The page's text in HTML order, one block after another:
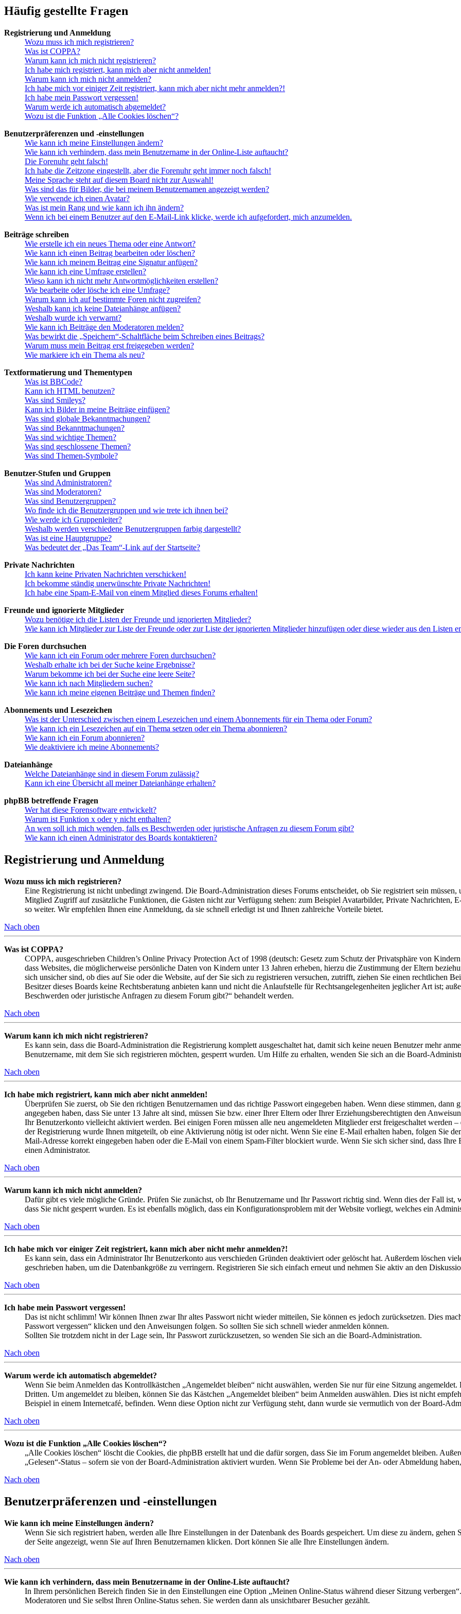
Häufig gestellte Fragen
Registrierung und Anmeldung
Wozu muss ich mich registrieren?
Was ist COPPA?
Warum kann ich mich nicht registrieren?
Ich habe mich registriert, kann mich aber nicht anmelden!
Warum kann ich mich nicht anmelden?
Ich habe mich vor einiger Zeit registriert, kann mich aber nicht mehr anmelden?!
Ich habe mein Passwort vergessen!
Warum werde ich automatisch abgemeldet?
Wozu ist die Funktion „Alle Cookies löschen“?
Benutzerpräferenzen und -einstellungen
Wie kann ich meine Einstellungen ändern?
Wie kann ich verhindern, dass mein Benutzername in der Online-Liste auftaucht?
Die Forenuhr geht falsch!
Ich habe die Zeitzone eingestellt, aber die Forenuhr geht immer noch falsch!
Meine Sprache steht auf diesem Board nicht zur Auswahl!
Was sind das für Bilder, die bei meinem Benutzernamen angezeigt werden?
Wie verwende ich einen Avatar?
Was ist mein Rang und wie kann ich ihn ändern?
Wenn ich bei einem Benutzer auf den E-Mail-Link klicke, werde ich aufgefordert, mich anzumelden.
Beiträge schreiben
Wie erstelle ich ein neues Thema oder eine Antwort?
Wie kann ich einen Beitrag bearbeiten oder löschen?
Wie kann ich meinem Beitrag eine Signatur anfügen?
Wie kann ich eine Umfrage erstellen?
Wieso kann ich nicht mehr Antwortmöglichkeiten erstellen?
Wie bearbeite oder lösche ich eine Umfrage?
Warum kann ich auf bestimmte Foren nicht zugreifen?
Weshalb kann ich keine Dateianhänge anfügen?
Weshalb wurde ich verwarnt?
Wie kann ich Beiträge den Moderatoren melden?
Was bewirkt die „Speichern“-Schaltfläche beim Schreiben eines Beitrags?
Warum muss mein Beitrag erst freigegeben werden?
Wie markiere ich ein Thema als neu?
Textformatierung und Thementypen
Was ist BBCode?
Kann ich HTML benutzen?
Was sind Smileys?
Kann ich Bilder in meine Beiträge einfügen?
Was sind globale Bekanntmachungen?
Was sind Bekanntmachungen?
Was sind wichtige Themen?
Was sind geschlossene Themen?
Was sind Themen-Symbole?
Benutzer-Stufen und Gruppen
Was sind Administratoren?
Was sind Moderatoren?
Was sind Benutzergruppen?
Wo finde ich die Benutzergruppen und wie trete ich ihnen bei?
Wie werde ich Gruppenleiter?
Weshalb werden verschiedene Benutzergruppen farbig dargestellt?
Was ist eine Hauptgruppe?
Was bedeutet der „Das Team“-Link auf der Startseite?
Private Nachrichten
Ich kann keine Privaten Nachrichten verschicken!
Ich bekomme ständig unerwünschte Private Nachrichten!
Ich habe eine Spam-E-Mail von einem Mitglied dieses Forums erhalten!
Freunde und ignorierte Mitglieder
Wozu benötige ich die Listen der Freunde und ignorierten Mitglieder?
Wie kann ich Mitglieder zur Liste der Freunde oder zur Liste der ignorierten Mitglieder hinzufügen oder diese wieder aus den Listen
Die Foren durchsuchen
Wie kann ich ein Forum oder mehrere Foren durchsuchen?
Weshalb erhalte ich bei der Suche keine Ergebnisse?
Warum bekomme ich bei der Suche eine leere Seite?
Wie kann ich nach Mitgliedern suchen?
Wie kann ich meine eigenen Beiträge und Themen finden?
Abonnements und Lesezeichen
Was ist der Unterschied zwischen einem Lesezeichen und einem Abonnements für ein Thema oder Forum?
Wie kann ich ein Lesezeichen auf ein Thema setzen oder ein Thema abonnieren?
Wie kann ich ein Forum abonnieren?
Wie deaktiviere ich meine Abonnements?
Dateianhänge
Welche Dateianhänge sind in diesem Forum zulässig?
Kann ich eine Übersicht all meiner Dateianhänge erhalten?
phpBB betreffende Fragen
Wer hat diese Forensoftware entwickelt?
Warum ist Funktion x oder y nicht enthalten?
An wen soll ich mich wenden, falls es Beschwerden oder juristische Anfragen zu diesem Forum gibt?
Wie kann ich einen Administrator des Boards kontaktieren?
Registrierung und Anmeldung
Wozu muss ich mich registrieren?
Eine Registrierung ist nicht unbedingt zwingend. Die Board-Administration dieses Forums entscheidet, ob Sie registriert sein
Mitglied Zugriff auf zusätzliche Funktionen, die Gästen nicht zur Verfügung stehen: zum Beispiel Avatarbilder, Private Nachrichten,
so weiter. Wir empfehlen Ihnen eine Anmeldung, da sie schnell erledigt ist und Ihnen zahlreiche Vorteile bietet.
Nach oben
Was ist COPPA?
COPPA, ausgeschrieben Children’s Online Privacy Protection Act of 1998 (deutsch: Gesetz zum Schutz der Privatsphäre von
dass Websites, die möglicherweise persönliche Daten von Kindern unter 13 Jahren erheben, hierzu die Zustimmung der Eltern
sich unsicher sind, ob dies auf Sie oder die Website, auf der Sie sich zu registrieren versuchen, zutrifft, ziehen Sie einen rechtlichen
Besitzer dieses Boards keine Rechtsberatung anbieten kann und nicht die Anlaufstelle für Rechtsangelegenheiten jeglicher Art ist;
Beschwerden oder juristische Anfragen zu diesem Forum gibt?“ behandelt werden.
Nach oben
Warum kann ich mich nicht registrieren?
Es kann sein, dass die Board-Administration die Registrierung komplett ausgeschaltet hat, damit sich keine neuen Benutzer mehr
Benutzername, mit dem Sie sich registrieren möchten, gesperrt wurden. Um Hilfe zu erhalten, wenden Sie sich an die Board-
Nach oben
Ich habe mich registriert, kann mich aber nicht anmelden!
Überprüfen Sie zuerst, ob Sie den richtigen Benutzernamen und das richtige Passwort eingegeben haben. Wenn diese stimmen, dann
angegeben haben, dass Sie unter 13 Jahre alt sind, müssen Sie bzw. einer Ihrer Eltern oder Ihrer Erziehungsberechtigten den
Ihr Benutzerkonto vielleicht aktiviert werden. Bei einigen Foren müssen alle neu angemeldeten Mitglieder erst freigeschaltet werden
der Registrierung wurde Ihnen mitgeteilt, ob eine Aktivierung nötig ist oder nicht. Wenn Sie eine E-Mail erhalten haben, folgen Sie
Mail-Adresse korrekt eingegeben haben oder die E-Mail von einem Spam-Filter blockiert wurde. Wenn Sie sich sicher sind, dass
einen Administrator.
Nach oben
Warum kann ich mich nicht anmelden?
Dafür gibt es viele mögliche Gründe. Prüfen Sie zunächst, ob Ihr Benutzername und Ihr Passwort richtig sind. Wenn dies der Fall ist,
dass Sie nicht gesperrt wurden. Es ist ebenfalls möglich, dass ein Konfigurationsproblem mit der Website vorliegt, welches ein
Nach oben
Ich habe mich vor einiger Zeit registriert, kann mich aber nicht mehr anmelden?!
Es kann sein, dass ein Administrator Ihr Benutzerkonto aus verschieden Gründen deaktiviert oder gelöscht hat. Außerdem löschen
geschrieben haben, um die Datenbankgröße zu verringern. Registrieren Sie sich einfach erneut und nehmen Sie aktiv an den
Nach oben
Ich habe mein Passwort vergessen!
Das ist nicht schlimm! Wir können Ihnen zwar Ihr altes Passwort nicht wieder mitteilen, Sie können es jedoch zurücksetzen. Dies
Passwort vergessen“ klicken und den Anweisungen folgen. So sollten Sie sich schnell wieder anmelden können.
Sollten Sie trotzdem nicht in der Lage sein, Ihr Passwort zurückzusetzen, so wenden Sie sich an die Board-Administration.
Nach oben
Warum werde ich automatisch abgemeldet?
Wenn Sie beim Anmelden das Kontrollkästchen „Angemeldet bleiben“ nicht auswählen, werden Sie nur für eine Sitzung
Dritten. Um angemeldet zu bleiben, können Sie das Kästchen „Angemeldet bleiben“ beim Anmelden auswählen. Dies ist nicht
Beispiel in einem Internetcafé, befinden. Wenn diese Option nicht zur Verfügung steht, dann wurde sie vermutlich von der Board-
Nach oben
Wozu ist die Funktion „Alle Cookies löschen“?
„Alle Cookies löschen“ löscht die Cookies, die phpBB erstellt hat und die dafür sorgen, dass Sie im Forum angemeldet bleiben.
„Gelesen“-Status – sofern sie von der Board-Administration aktiviert wurden. Wenn Sie Probleme bei der An- oder Abmeldung
Nach oben
Benutzerpräferenzen und -einstellungen
Wie kann ich meine Einstellungen ändern?
Wenn Sie sich registriert haben, werden alle Ihre Einstellungen in der Datenbank des Boards gespeichert. Um diese zu ändern,
der Seite angezeigt, wenn Sie auf Ihren Benutzernamen klicken. Dort können Sie alle Ihre Einstellungen ändern.
Nach oben
Wie kann ich verhindern, dass mein Benutzername in der Online-Liste auftaucht?
In Ihrem persönlichen Bereich finden Sie in den Einstellungen eine Option „Meinen Online-Status während dieser Sitzung
Moderatoren und Sie selbst Ihren Online-Status sehen. Sie werden dann als unsichtbarer Besucher gezählt.